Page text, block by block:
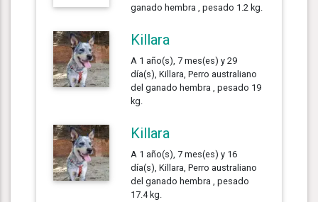
ganado hembra , pesado 1.2 kg.
Killara
A 1 año(s), 7 mes(es) y 29
día(s), Killara, Perro australiano
del ganado hembra , pesado 19
kg.
Killara
A 1 año(s), 7 mes(es) y 16
día(s), Killara, Perro australiano
del ganado hembra , pesado
17.4 kg.